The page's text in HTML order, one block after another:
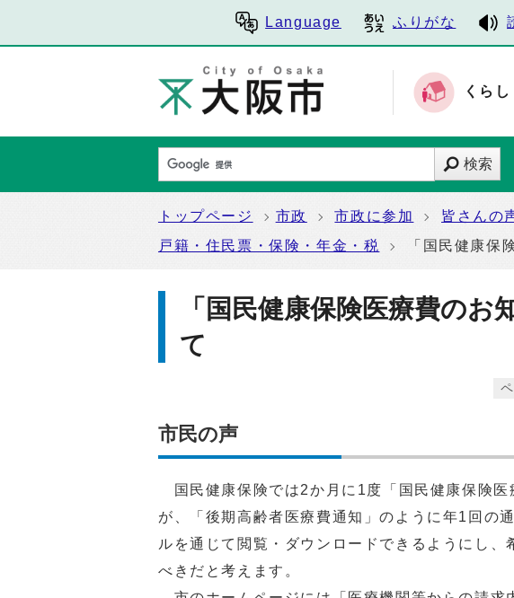
Language ふりがな
くらし
検索
トップページ 市政 市政に参加 皆さんの
戸籍・住民票・保険・年金・税
「国民健康保
「国民健康保険医療費のお
て
市民の声
国民健康保険では2か月に1度「国民健康保険医
が、「後期高齢者医療費通知」のように年1回の
ルを通じて閲覧・ダウンロードできるようにし、
べきだと考えます。